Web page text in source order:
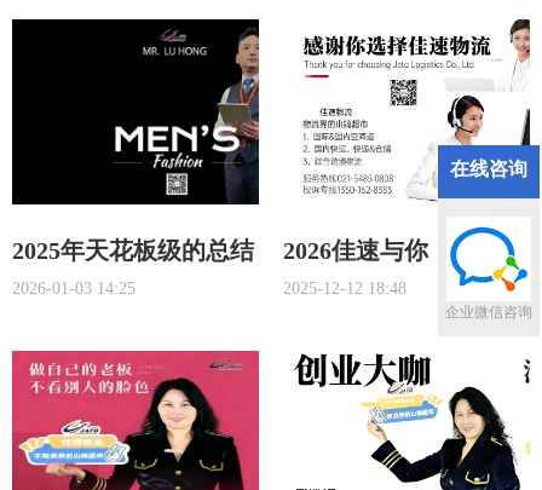
2025年天花板级的总结
2026-01-03 14:25
2026佳速与你：在一
起、再一起！
2025-12-12 18:48
在线咨询
企业微信咨询